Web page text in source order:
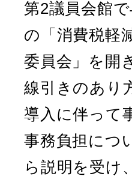
第2議員会館
の「消費税軽
委員会」を開
線引きのあり
導入に伴って
事務負担につ
ら説明を受け